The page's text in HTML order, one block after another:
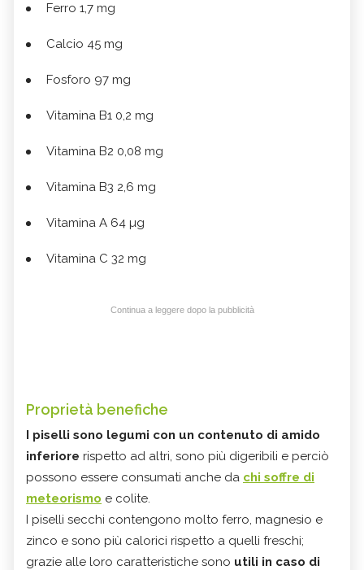
Ferro 1,7 mg
Calcio 45 mg
Fosforo 97 mg
Vitamina B1 0,2 mg
Vitamina B2 0,08 mg
Vitamina B3 2,6 mg
Vitamina A 64 µg
Vitamina C 32 mg
Continua a leggere dopo la pubblicità
Proprietà benefiche
I piselli sono legumi con un contenuto di amido
inferiore rispetto ad altri, sono più digeribili e perciò
possono essere consumati anche da chi soffre di
meteorismo e colite.
I piselli secchi contengono molto ferro, magnesio e
zinco e sono più calorici rispetto a quelli freschi;
grazie alle loro caratteristiche sono utili in caso di